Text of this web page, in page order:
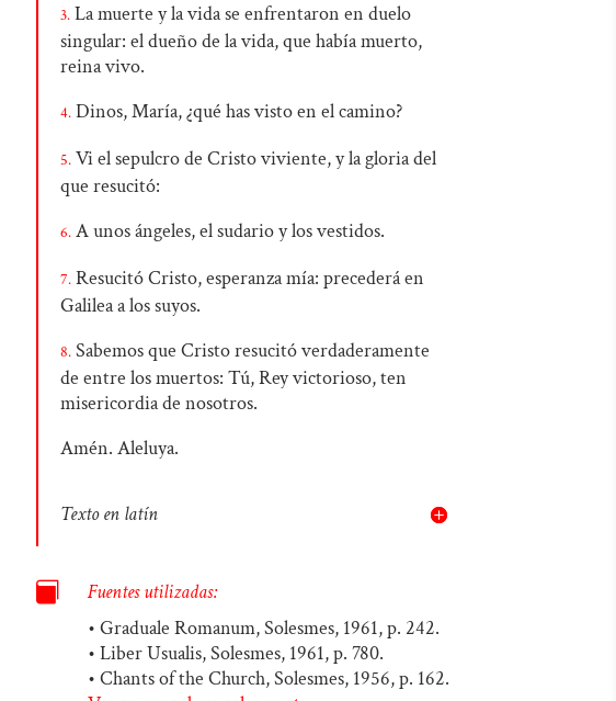
el
volumen.
3.La muerte y la vida se enfrentaron en duelo
singular: el dueño de la vida, que había muerto,
reina vivo.
4.Dinos, María, ¿qué has visto en el camino?
5.Vi el sepulcro de Cristo viviente, y la gloria del
que resucitó:
6.A unos ángeles, el sudario y los vestidos.
7.Resucitó Cristo, esperanza mía: precederá en
Galilea a los suyos.
8.Sabemos que Cristo resucitó verdaderamente
de entre los muertos: Tú, Rey victorioso, ten
misericordia de nosotros.
Amén. Aleluya.
Texto en latín

Fuentes utilizadas:
• Graduale Romanum, Solesmes, 1961, p. 242.
• Liber Usualis, Solesmes, 1961, p. 780.
• Chants of the Church, Solesmes, 1956, p. 162.